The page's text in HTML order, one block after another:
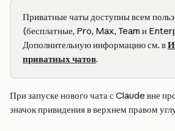
Приватные чаты доступны всем
(бесплатные, Pro, Max, Team и
Дополнительную информацию см. в
приватных чатов.
При запуске нового чата с Claude вне
значок привидения в верхнем правом